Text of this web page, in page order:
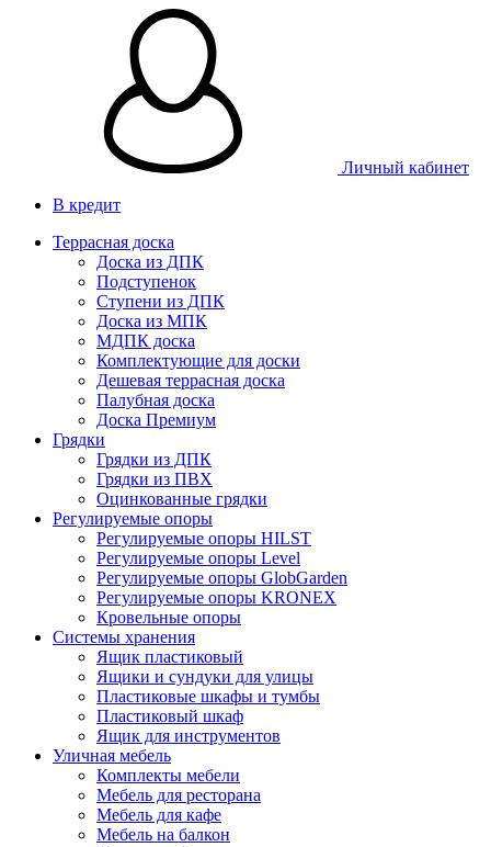
Личный кабинет
В кредит
Террасная доска
Доска из ДПК
Подступенок
Ступени из ДПК
Доска из МПК
МДПК доска
Комплектующие для доски
Дешевая террасная доска
Палубная доска
Доска Премиум
Грядки
Грядки из ДПК
Грядки из ПВХ
Оцинкованные грядки
Регулируемые опоры
Регулируемые опоры HILST
Регулируемые опоры Level
Регулируемые опоры GlobGarden
Регулируемые опоры KRONEX
Кровельные опоры
Системы хранения
Ящик пластиковый
Ящики и сундуки для улицы
Пластиковые шкафы и тумбы
Пластиковый шкаф
Ящик для инструментов
Уличная мебель
Комплекты мебели
Мебель для ресторана
Мебель для кафе
Мебель на балкон